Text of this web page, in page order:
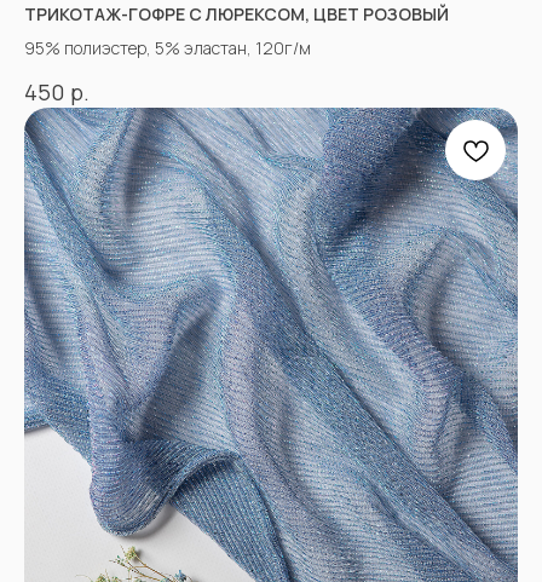
ТРИКОТАЖ-ГОФРЕ С ЛЮРЕКСОМ, ЦВЕТ РОЗОВЫЙ
95% полиэстер, 5% эластан, 120г/м
450 р.